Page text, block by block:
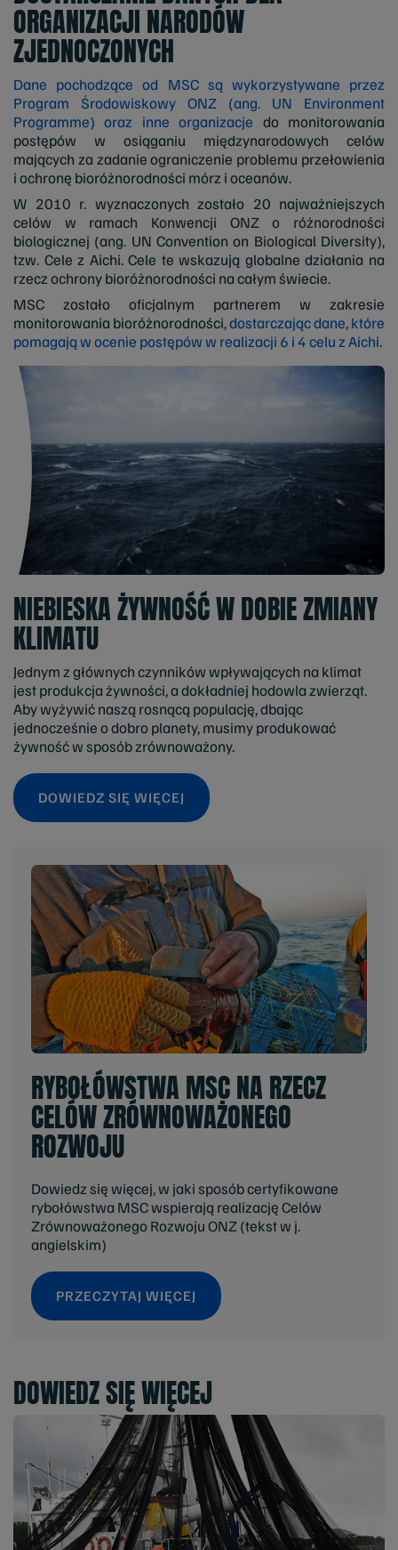
ORGANIZACJI NARODÓW
ZJEDNOCZONYCH
Dane pochodzące od MSC są wykorzystywane przez
Program Środowiskowy ONZ (ang. UN Environment
Programme) oraz inne organizacje do monitorowania
postępów w osiąganiu międzynarodowych celów
mających za zadanie ograniczenie problemu przełowienia
i ochronę bioróżnorodności mórz i oceanów.
W 2010 r. wyznaczonych zostało 20 najważniejszych
celów w ramach Konwencji ONZ o różnorodności
biologicznej (ang. UN Convention on Biological Diversity),
tzw. Cele z Aichi. Cele te wskazują globalne działania na
rzecz ochrony bioróżnorodności na całym świecie.
MSC zostało oficjalnym partnerem w zakresie
monitorowania bioróżnorodności,dostarczając dane, które
pomagają w ocenie postępów w realizacji 6 i 4 celu z Aichi.
NIEBIESKA ŻYWNOŚĆ W DOBIE ZMIANY
KLIMATU
Jednym z głównych czynników wpływających na klimat
jest produkcja żywności, a dokładniej hodowla zwierząt.
Aby wyżywić naszą rosnącą populację, dbając
jednocześnie o dobro planety, musimy produkować
żywność w sposób zrównoważony.
DOWIEDZ SIĘ WIĘCEJ
RYBOŁÓWSTWA MSC NA RZECZ
CELÓW ZRÓWNOWAŻONEGO
ROZWOJU
Dowiedz się więcej, w jaki sposób certyfikowane
rybołówstwa MSC wspierają realizację Celów
Zrównoważonego Rozwoju ONZ (tekst w j.
angielskim)
PRZECZYTAJ WIĘCEJ
DOWIEDZ SIĘ WIĘCEJ